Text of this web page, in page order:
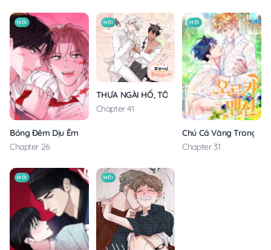
MỚI
Bóng Đêm Dịu Êm
Chapter 26
MỚI
THƯA NGÀI HỔ, TÔI ĐÃ ĂN RẤT NGON MIỆNG
Chapter 41
MỚI
Chú Cá Vàng Trong
Chapter 31
MỚI MỚI